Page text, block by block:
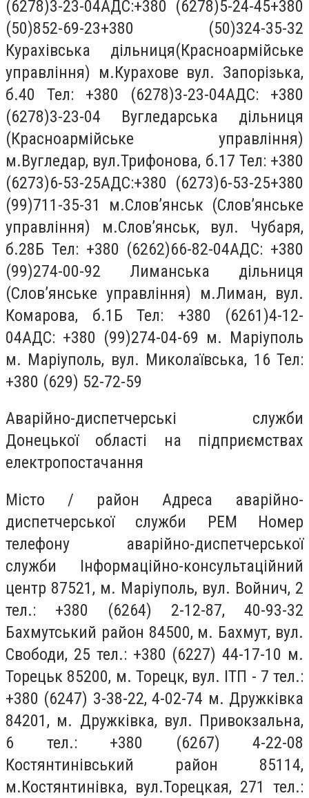
(6278)3-23-04АДС:+380 (6278)5-24-45+380
(50)852-69-23+380 (50)324-35-32
Курахівська дільниця(Красноармійське
управління) м.Курахове вул. Запорізька,
б.40 Тел: +380 (6278)3-23-04АДС: +380
(6278)3-23-04 Вугледарська дільниця
(Красноармійське управління)
м.Вугледар, вул.Трифонова, б.17 Тел: +380
(6273)6-53-25АДС:+380 (6273)6-53-25+380
(99)711-35-31 м.Слов’янськ (Слов’янське
управління) м.Слов’янськ, вул. Чубаря,
б.28Б Тел: +380 (6262)66-82-04АДС: +380
(99)274-00-92 Лиманська дільниця
(Слов’янське управління) м.Лиман, вул.
Комарова, б.1Б Тел: +380 (6261)4-12-
04АДС: +380 (99)274-04-69 м. Маріуполь
м. Маріуполь, вул. Миколаївська, 16 Тел:
+380 (629) 52-72-59
Аварійно-диспетчерські служби
Донецької області на підприємствах
електропостачання
Місто / район Адреса аварійно-
диспетчерської служби РЕМ Номер
телефону аварійно-диспетчерської
служби Інформаційно-консультаційний
центр 87521, м. Маріуполь, вул. Войнич, 2
тел.: +380 (6264) 2-12-87, 40-93-32
Бахмутський район 84500, м. Бахмут, вул.
Свободи, 25 тел.: +380 (6227) 44-17-10 м.
Торецьк 85200, м. Торецк, вул. ІТП - 7 тел.:
+380 (6247) 3-38-22, 4-02-74 м. Дружківка
84201, м. Дружківка, вул. Привокзальна,
6 тел.: +380 (6267) 4-22-08
Костянтинівський район 85114,
м.Костянтинівка, вул.Торецкая, 271 тел.: